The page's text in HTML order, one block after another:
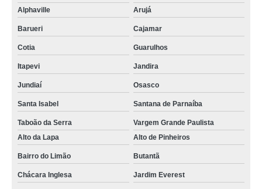
Alphaville
Arujá
Barueri Cajamar
Cotia Guarulhos
Itapevi Jandira
Jundiaí Osasco
Santa Isabel Santana de Parnaíba
Taboão da Serra
Vargem Grande Paulista
Alto da Lapa
Alto de Pinheiros
Bairro do Limão Butantã
Chácara Inglesa Jardim Everest